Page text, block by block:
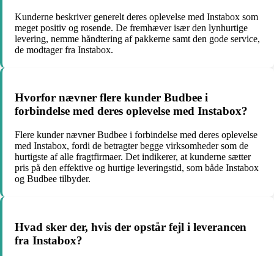
Kunderne beskriver generelt deres oplevelse med Instabox som
meget positiv og rosende. De fremhæver især den lynhurtige
levering, nemme håndtering af pakkerne samt den gode service,
de modtager fra Instabox.
Hvorfor nævner flere kunder Budbee i
forbindelse med deres oplevelse med Instabox?
Flere kunder nævner Budbee i forbindelse med deres oplevelse
med Instabox, fordi de betragter begge virksomheder som de
hurtigste af alle fragtfirmaer. Det indikerer, at kunderne sætter
pris på den effektive og hurtige leveringstid, som både Instabox
og Budbee tilbyder.
Hvad sker der, hvis der opstår fejl i leverancen
fra Instabox?